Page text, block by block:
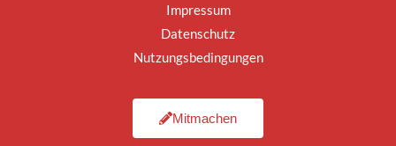
Impressum
Datenschutz
Nutzungsbedingungen
Mitmachen